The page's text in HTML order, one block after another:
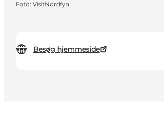
Besøg hjemmeside
Foto: VisitNordfyn